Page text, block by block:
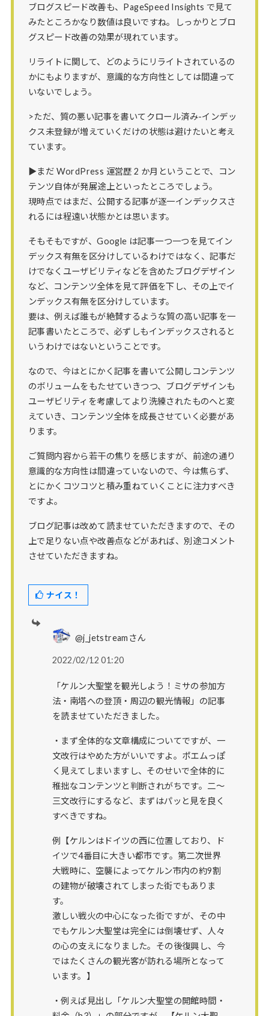
ブログスピード改善も、PageSpeed Insights で見て
みたところかなり数値は良いですね。しっかりとブロ
グスピード改善の効果が現れています。
リライトに関して、どのようにリライトされているの
かにもよりますが、意識的な方向性としては間違って
いないでしょう。
>ただ、質の悪い記事を書いてクロール済み-インデッ
クス未登録が増えていくだけの状態は避けたいと考え
ています。
▶まだ WordPress 運営歴 2 か月ということで、コン
テンツ自体が発展途上といったところでしょう。
現時点ではまだ、公開する記事が逐一インデックスさ
れるには程遠い状態かとは思います。
そもそもですが、Google は記事一つ一つを見てイン
デックス有無を区分けしているわけではなく、記事だ
けでなくユーザビリティなどを含めたブログデザイン
など、コンテンツ全体を見て評価を下し、その上でイ
ンデックス有無を区分けしています。
要は、例えば誰もが絶賛するような質の高い記事を一
記事書いたところで、必ずしもインデックスされると
いうわけではないということです。
なので、今はとにかく記事を書いて公開しコンテンツ
のボリュームをもたせていきつつ、ブログデザインも
ユーザビリティを考慮してより洗練されたものへと変
えていき、コンテンツ全体を成長させていく必要があ
ります。
ご質問内容から若干の焦りを感じますが、前途の通り
意識的な方向性は間違っていないので、今は焦らず、
とにかくコツコツと積み重ねていくことに注力すべき
ですよ。
ブログ記事は改めて読ませていただきますので、その
上で足りない点や改善点などがあれば、別途コメント
させていただきますね。
ナイス！
@j_jetstreamさん
2022/02/12 01:20
「ケルン大聖堂を観光しよう！ミサの参加方
法・南塔への登頂・周辺の観光情報」の記事
を読ませていただきました。
・まず全体的な文章構成についてですが、一
文改行はやめた方がいいですよ。ポエムっぽ
く見えてしまいますし、そのせいで全体的に
稚拙なコンテンツと判断されがちです。二～
三文改行にするなど、まずはパッと見を良く
すべきですね。
例【ケルンはドイツの西に位置しており、ド
イツで4番目に大きい都市です。第二次世界
大戦時に、空襲によってケルン市内の約9割
の建物が破壊されてしまった街でもありま
す。
激しい戦火の中心になった街ですが、その中
でもケルン大聖堂は完全には倒壊せず、人々
の心の支えになりました。その後復興し、今
ではたくさんの観光客が訪れる場所となって
います。】
・例えば見出し「ケルン大聖堂の開館時間・